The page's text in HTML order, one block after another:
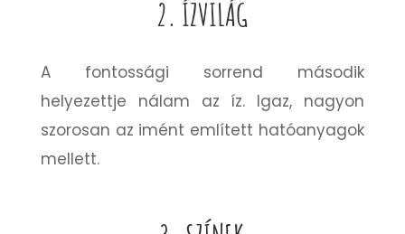
2. ÍZVILÁG
A fontossági sorrend második
helyezettje nálam az íz. Igaz, nagyon
szorosan az imént említett hatóanyagok
mellett.